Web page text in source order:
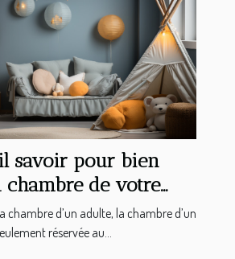
savoir pour bien
chambre de votre
chambre d’un adulte, la chambre d’un
réservée au...